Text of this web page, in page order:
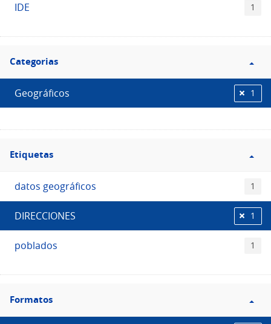
IDE 1
Filtro
Categorias
Categorias
Geográficos 1
Filtro
Etiquetas
Etiquetas
datos geográficos 1
DIRECCIONES 1
poblados 1
Filtro
Formatos
Formatos